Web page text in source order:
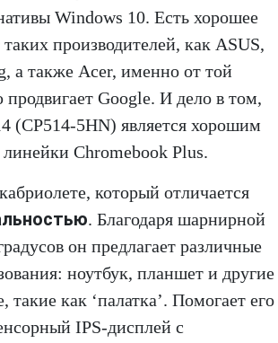
Windows 10. Есть хорошее
производителей, как ASUS,
а также Acer, именно от той
продвигает Google. И дело в том,
(CP514-5HN) является хорошим
линейки Chromebook Plus.
который отличается
. Благодаря шарнирной
он предлагает различные
ноутбук, планшет и другие
такие как ‘палатка’. Помогает его
IPS-дисплей с